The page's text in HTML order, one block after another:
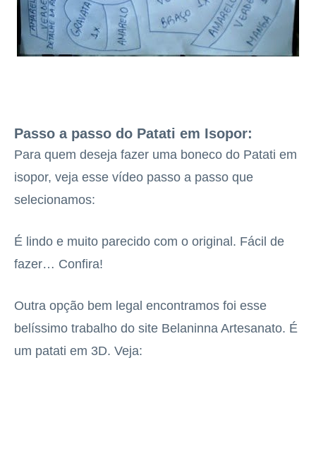
Passo a passo do Patati em Isopor:
Para quem deseja fazer uma boneco do Patati em
isopor, veja esse vídeo passo a passo que
selecionamos:
É lindo e muito parecido com o original. Fácil de
fazer… Confira!
Outra opção bem legal encontramos foi esse
belíssimo trabalho do site Belaninna Artesanato. É
um patati em 3D. Veja: